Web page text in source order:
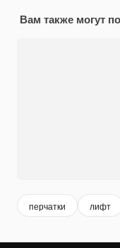
Вам также могут
перчатки лифт